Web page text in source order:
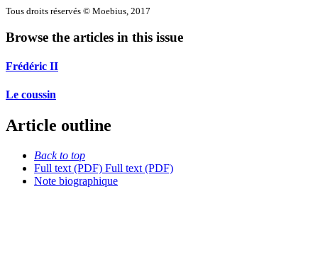
Tous droits réservés © Moebius, 2017
Browse the articles in this issue
Frédéric II
Le coussin
Article outline
Back to top
Full text (PDF) Full text (PDF)
Note biographique